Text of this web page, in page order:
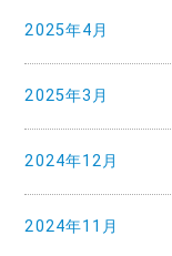
2025年4月
2025年3月
2024年12月
2024年11月